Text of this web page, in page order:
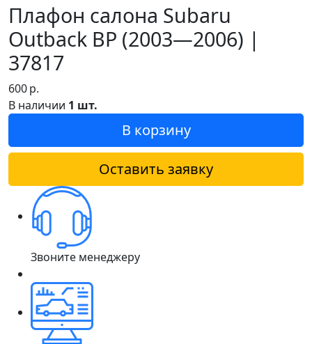
Плафон салона Subaru
Outback BP (2003—2006) |
37817
600р.
В наличии 1 шт.
В корзину
Оставить заявку
Звоните менеджеру